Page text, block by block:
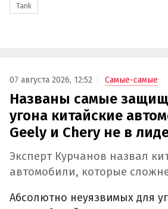
Tank
07 августа 2026, 12:52 Самые-самые
Названы самые
угона китайские
Geely и Chery не в
Эксперт Курчанов назвал
автомобили, которые
Абсолютно неуязвимых для